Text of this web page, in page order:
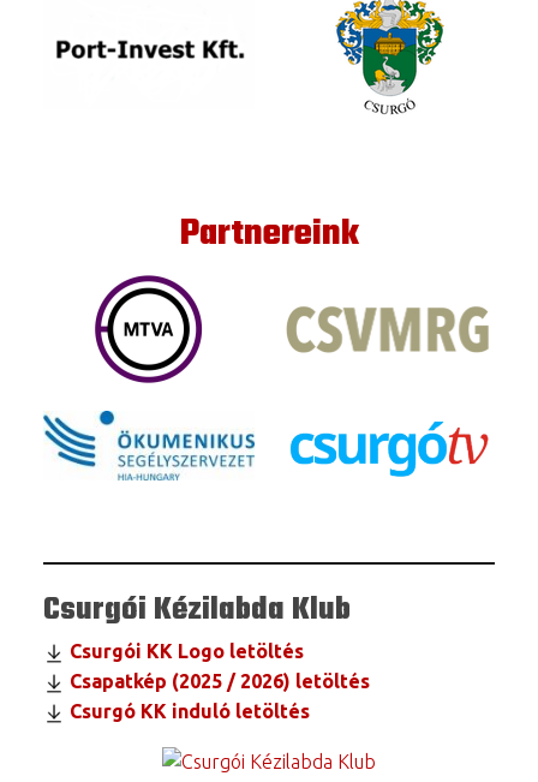
Partnereink
Csurgói Kézilabda Klub
Csurgói KK Logo letöltés
Csapatkép (2025 / 2026) letöltés
Csurgó KK induló letöltés